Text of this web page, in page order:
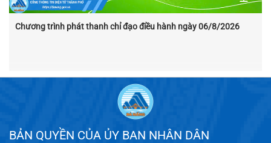
Chương trình phát thanh chỉ đạo điều hành ngày 06/8/2026
BẢN QUYỀN CỦA ỦY BAN NHÂN DÂN